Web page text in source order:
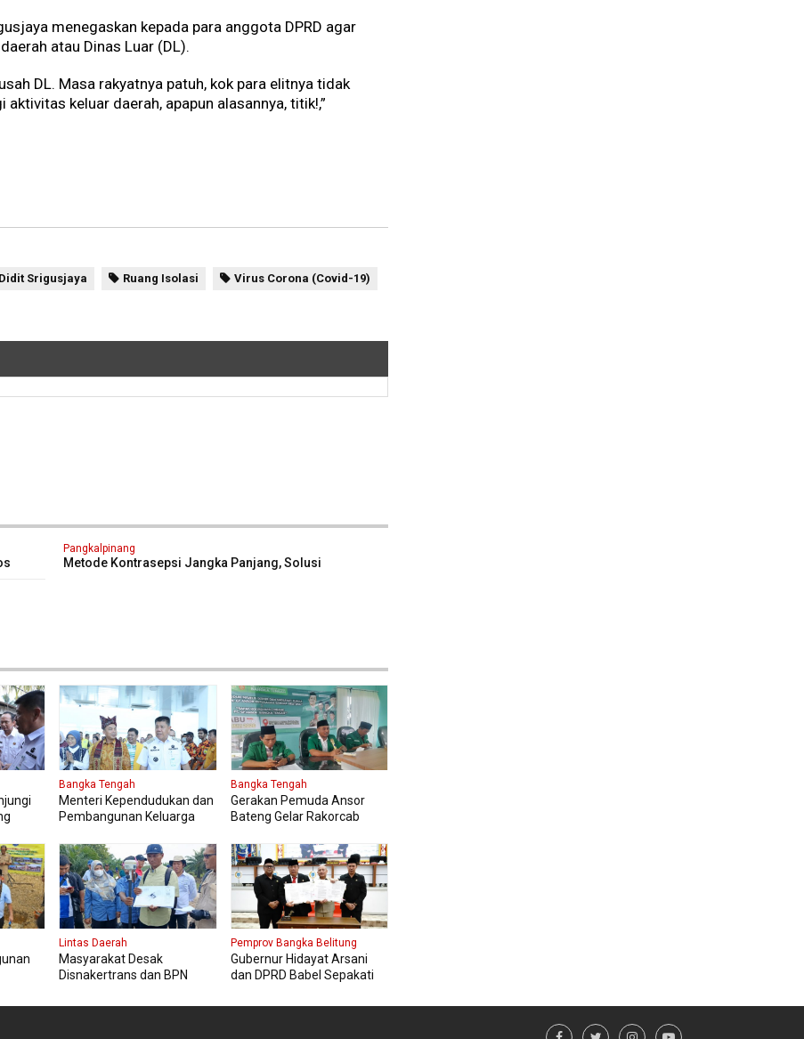
menegaskan kepada para anggota DPRD agar
atau Dinas Luar (DL).
DL. Masa rakyatnya patuh, kok para elitnya tidak
keluar daerah, apapun alasannya, titik!,”
Srigusjaya Ruang Isolasi Virus Corona (Covid-19)
Pangkalpinang
Metode Kontrasepsi Jangka Panjang, Solusi
Bangka Tengah
Menteri Kependudukan dan
Pembangunan Keluarga
Bangka Tengah
Gerakan Pemuda Ansor
Bateng Gelar Rakorcab
Lintas Daerah
Masyarakat Desak
Disnakertrans dan BPN
Sesuai Final Report dan
Pemprov Bangka Belitung
Gubernur Hidayat Arsani
dan DPRD Babel Sepakati
SDA Tentang IPR